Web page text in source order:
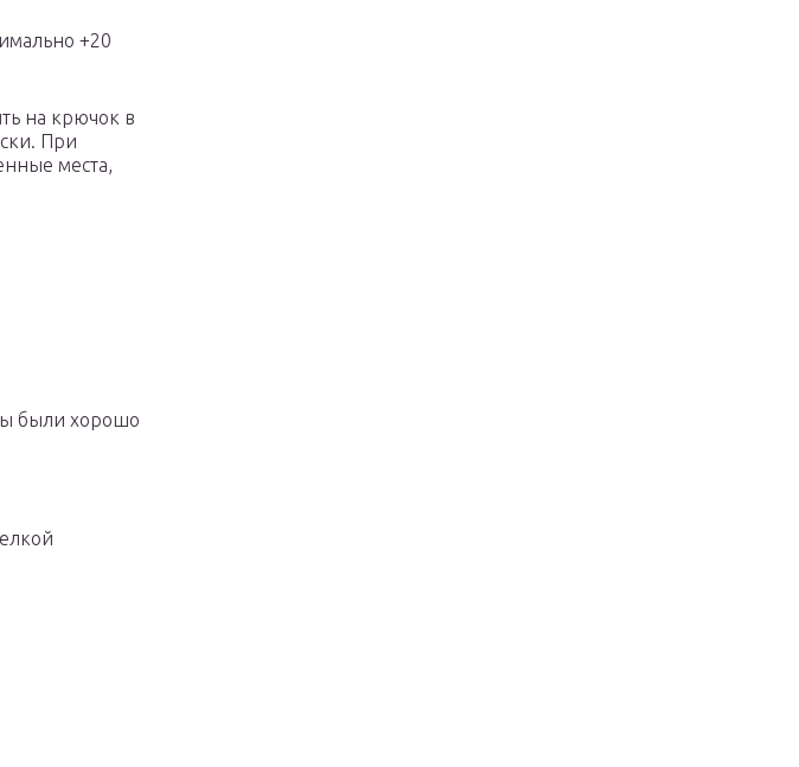
+20
на крючок в
При
места,
были хорошо